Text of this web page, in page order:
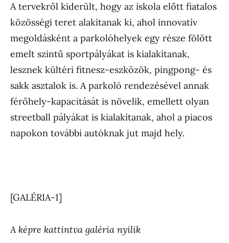
A tervekről kiderült, hogy az iskola előtt fiatalos
közösségi teret alakítanak ki, ahol innovatív
megoldásként a parkolóhelyek egy része fölött
emelt szintű sportpályákat is kialakítanak,
lesznek kültéri fitnesz-eszközök, pingpong- és
sakk asztalok is. A parkoló rendezésével annak
férőhely-kapacitását is növelik, emellett olyan
streetball pályákat is kialakítanak, ahol a piacos
napokon további autóknak jut majd hely.
[GALÉRIA-1]
A képre kattintva galéria nyílik